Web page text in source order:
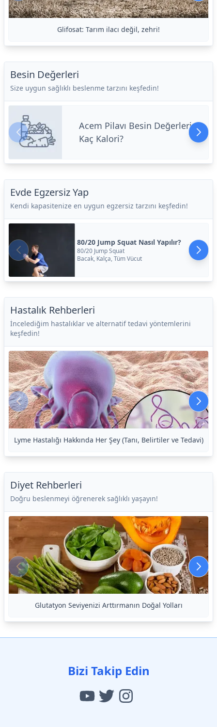
Glifosat: Tarım ilacı değil, zehri!
Besin Değerleri
Size uygun sağlıklı beslenme tarzını keşfedin!
Acem Pilavı Besin Değerleri:
Kaç Kalori?
Evde Egzersiz Yap
Kendi kapasitenize en uygun egzersiz tarzını keşfedin!
80/20 Jump Squat Nasıl Yapılır?
80/20 Jump Squat
Bacak, Kalça, Tüm Vücut
Hastalık Rehberleri
İncelediğim hastalıklar ve alternatif tedavi yöntemlerini
keşfedin!
Lyme Hastalığı Hakkında Her Şey (Tanı, Belirtiler ve Tedavi)
Diyet Rehberleri
Doğru beslenmeyi öğrenerek sağlıklı yaşayın!
Glutatyon Seviyenizi Arttırmanın Doğal Yolları
Bizi Takip Edin